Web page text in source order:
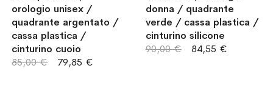
orologio unisex /
quadrante argentato /
cassa plastica /
cinturino cuoio
79,85 €
85,00 €
donna / quadrante
verde / cassa plastica /
cinturino silicone
84,55 €
90,00 €